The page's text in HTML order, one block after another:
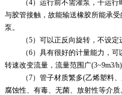
（4）运行前不需灌泵，干运
与胶管接触，故能输送橡胶所能承
泵。
（5）可以正反向旋转，不设定
（6）具有很好的计量能力，
转速改变流量，流量范围广(3~9m3/
（7）管子材质繁多(乙烯塑料
腐蚀性、有毒、无菌、放射性等介